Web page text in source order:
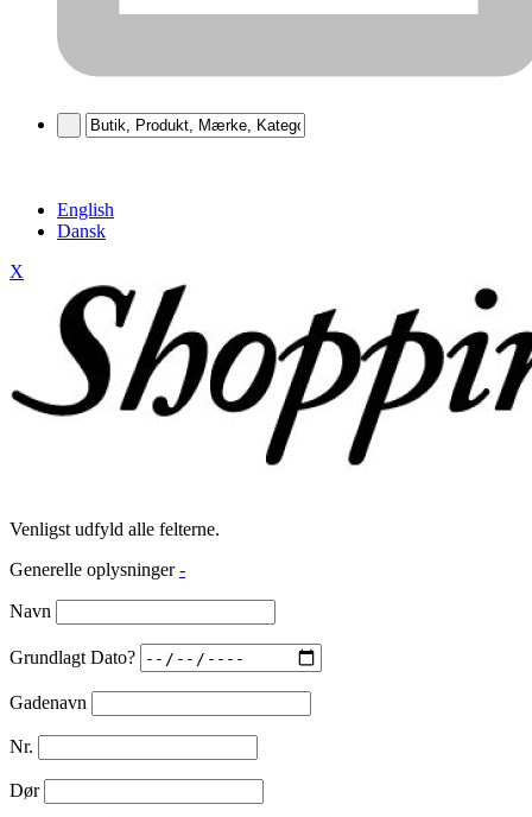
English
Dansk
X
Venligst udfyld alle felterne.
Generelle oplysninger -
Navn
Grundlagt Dato?
Gadenavn
Nr.
Dør